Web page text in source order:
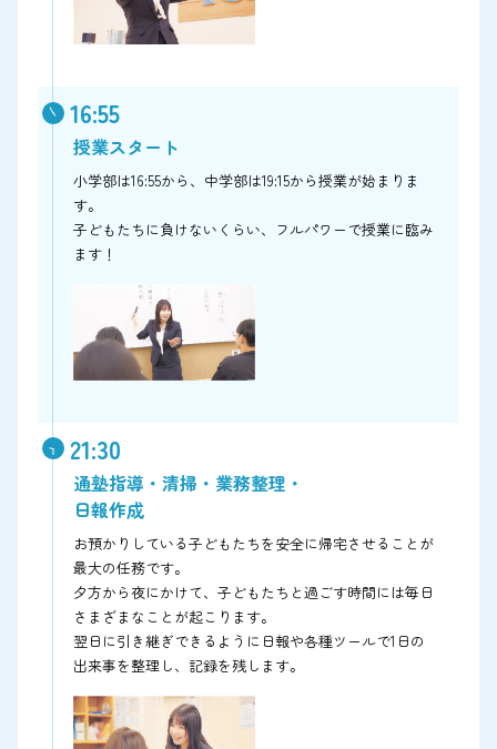
16:55
授業スタート
小学部は16:55から、中学部は19:15から授業が始まりま
す。
子どもたちに負けないくらい、フルパワーで授業に臨み
ます！
21:30
通塾指導・清掃・業務整理・
日報作成
お預かりしている子どもたちを安全に帰宅させることが
最大の任務です。
夕方から夜にかけて、子どもたちと過ごす時間には毎日
さまざまなことが起こります。
翌日に引き継ぎできるように日報や各種ツールで1日の
出来事を整理し、記録を残します。